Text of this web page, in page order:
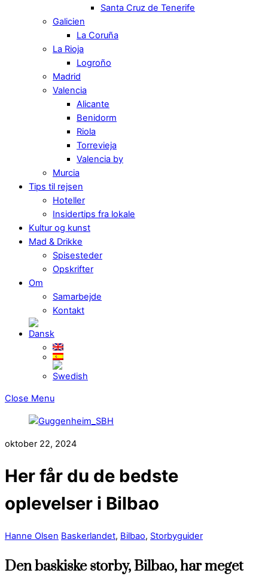
Santa Cruz de Tenerife
Galicien
La Coruña
La Rioja
Logroño
Madrid
Valencia
Alicante
Benidorm
Riola
Torrevieja
Valencia by
Murcia
Tips til rejsen
Hoteller
Insidertips fra lokale
Kultur og kunst
Mad & Drikke
Spisesteder
Opskrifter
Om
Samarbejde
Kontakt
Close Menu
oktober 22, 2024
Her får du de bedste
oplevelser i Bilbao
Hanne Olsen Baskerlandet, Bilbao, Storbyguider
Den baskiske storby, Bilbao, har meget